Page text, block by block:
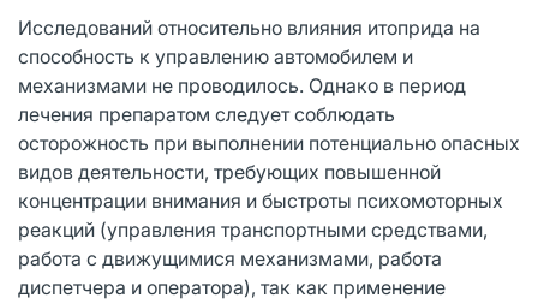
Исследований относительно влияния итоприда на
способность к управлению автомобилем и
механизмами не проводилось. Однако в период
лечения препаратом следует соблюдать
осторожность при выполнении потенциально опасных
видов деятельности, требующих повышенной
концентрации внимания и быстроты психомоторных
реакций (управления транспортными средствами,
работа с движущимися механизмами, работа
диспетчера и оператора), так как применение